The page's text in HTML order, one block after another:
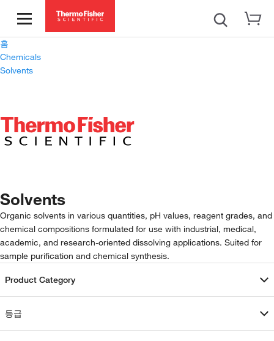
홈
Chemicals
Solvents
Solvents
Organic solvents in various quantities, pH values, reagent grades, and
chemical compositions formulated for use with industrial, medical,
academic, and research-oriented dissolving applications. Suited for
sample purification and chemical synthesis.
Product Category
등급